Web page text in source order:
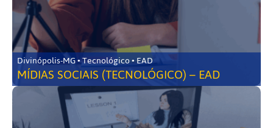
Divinópolis-MG • Tecnológico • EAD
MÍDIAS SOCIAIS (TECNOLÓGICO) – EAD